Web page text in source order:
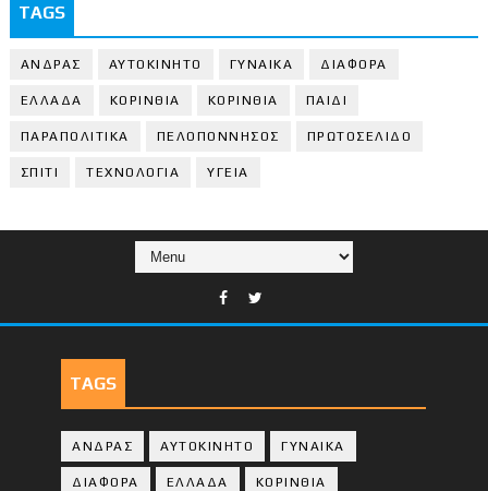
TAGS
ΑΝΔΡΑΣ ΑΥΤΟΚΙΝΗΤΟ ΓΥΝΑΙΚΑ ΔΙΑΦΟΡΑ
ΕΛΛΑΔΑ ΚΟΡΙΝΘΙΑ ΚΟΡΙΝΘΙA ΠΑΙΔΙ
ΠΑΡΑΠΟΛΙΤΙΚΑ ΠΕΛΟΠΟΝΝΗΣΟΣ ΠΡΩΤΟΣΕΛΙΔΟ
ΣΠΙΤΙ ΤΕΧΝΟΛΟΓΙΑ ΥΓΕΙΑ
TAGS
ΑΝΔΡΑΣ ΑΥΤΟΚΙΝΗΤΟ ΓΥΝΑΙΚΑ
ΔΙΑΦΟΡΑ ΕΛΛΑΔΑ ΚΟΡΙΝΘΙΑ